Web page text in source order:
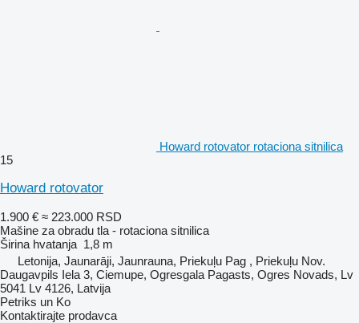
Howard rotovator rotaciona sitnilica
15
Howard rotovator
1.900 € ≈ 223.000 RSD
Mašine za obradu tla - rotaciona sitnilica
Širina hvatanja 1,8 m
Letonija, Jaunarāji, Jaunrauna, Priekuļu Pag , Priekuļu Nov.
Daugavpils Iela 3, Ciemupe, Ogresgala Pagasts, Ogres Novads, Lv
5041 Lv 4126, Latvija
Petriks un Ko
Kontaktirajte prodavca